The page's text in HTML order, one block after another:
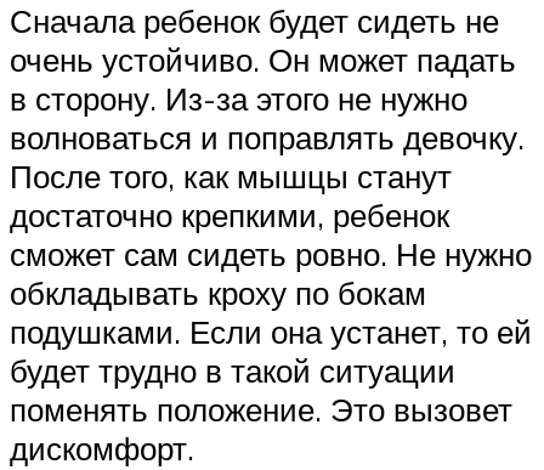
Сначала ребенок будет сидеть не
очень устойчиво. Он может падать
в сторону. Из-за этого не нужно
волноваться и поправлять девочку.
После того, как мышцы станут
достаточно крепкими, ребенок
сможет сам сидеть ровно. Не нужно
обкладывать кроху по бокам
подушками. Если она устанет, то ей
будет трудно в такой ситуации
поменять положение. Это вызовет
дискомфорт.